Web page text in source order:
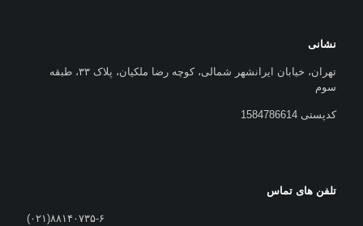
نشانی
تهران، خیابان ایرانشهر شمالی، کوچه رضا ملکیان، پلاک ۳۳، طبقه
سوم
کدپستی 1584786614
تلفن های تماس
۸۸۱۴۰۷۳۵-۶(۰۲۱)